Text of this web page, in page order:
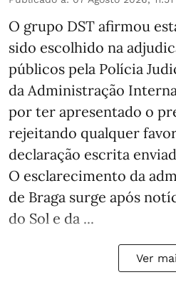
O grupo DST afirmou
sido escolhido na
públicos pela Polícia
da Administração
por ter apresentado o
rejeitando qualquer
declaração escrita
O esclarecimento da
de Braga surge após
do Sol e da ...
Ver